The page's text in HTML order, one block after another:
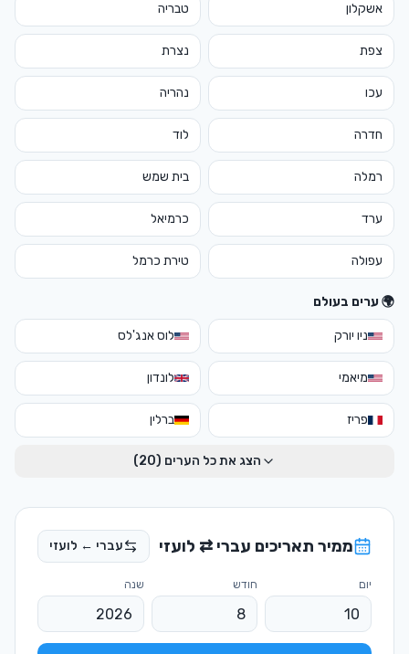
אשקלון טבריה
צפת נצרת
עכו נהריה
חדרה לוד
רמלה בית שמש
ערד כרמיאל
עפולה טירת כרמל
🌍 ערים בעולם
ניו יורק לוס אנג'לס
מיאמי לונדון
פריז ברלין
הצג את כל הערים (20
)
ממיר תאריכים עברי ⇄ לועזי עברי ← לועזי
יום חודש שנה